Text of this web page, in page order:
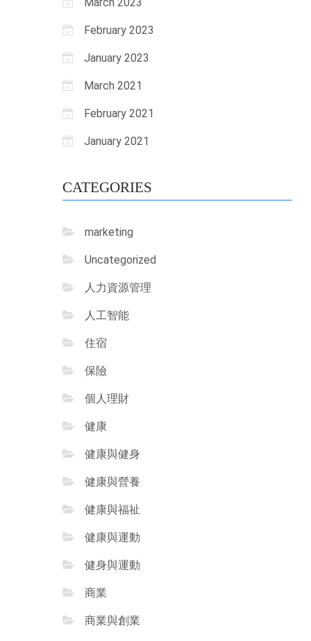
February 2023
January 2023
March 2021
February 2021
January 2021
CATEGORIES
marketing
Uncategorized
人力資源管理
人工智能
住宿
保險
個人理財
健康
健康與健身
健康與營養
健康與福祉
健康與運動
健身與運動
商業
商業與創業